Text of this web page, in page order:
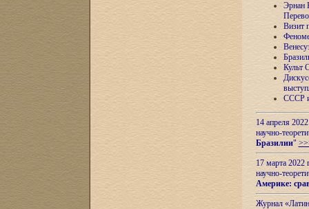
Эрнан
Визит
Культ
СССР и
14 апреля
научно-
Бразилии"
17 марта 2022
научно-
Америке:
Журнал